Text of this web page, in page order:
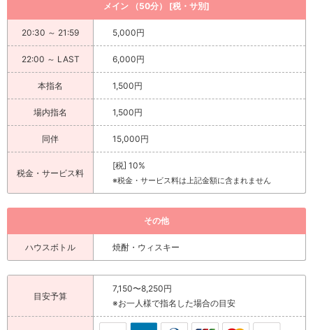
メイン （50分） [税・サ別]
20:30 ～ 21:59 5,000円
22:00 ～ LAST 6,000円
本指名 1,500円
場内指名 1,500円
同伴 15,000円
税金・サービス料
[税] 10%
※税金・サービス料は上記金額に含まれません
その他
ハウスボトル 焼酎・ウィスキー
目安予算
7,150〜8,250円
※お一人様で指名した場合の目安